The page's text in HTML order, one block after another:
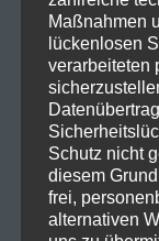
Maßnahmen
lückenlosen
verarbeiteten
Schutz nicht
diesem
frei,
alternativen